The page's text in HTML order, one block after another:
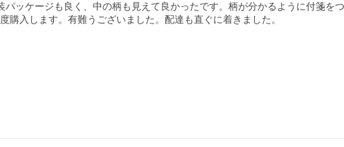
ッケージも良く、中の柄も見えて良かったです。柄が分かるように付箋を
入します。有難うございました。配達も直ぐに着きました。